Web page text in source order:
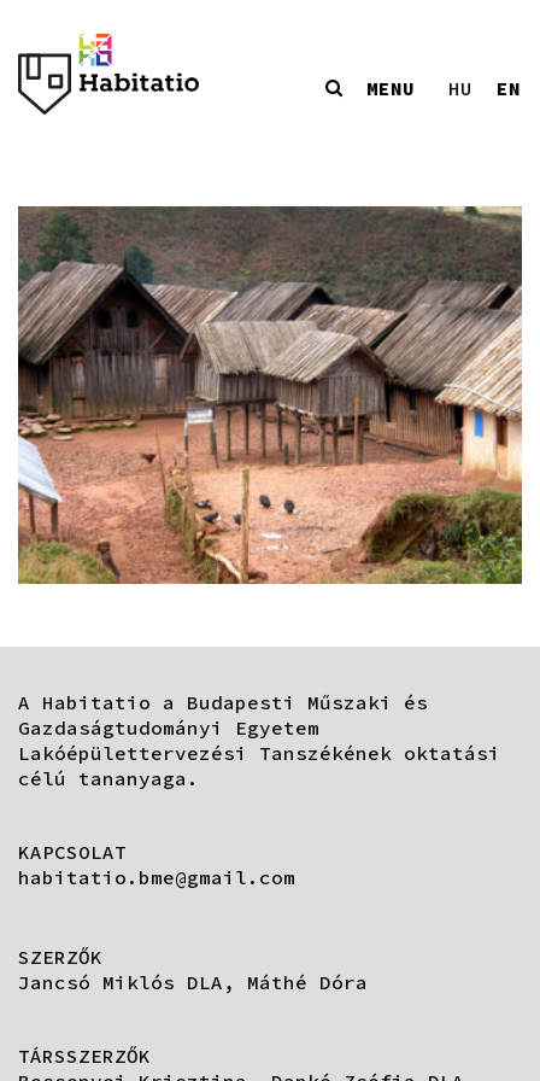
MENU HU EN
A Habitatio a Budapesti Műszaki és
Gazdaságtudományi Egyetem
Lakóépülettervezési Tanszékének oktatási
célú tananyaga.
KAPCSOLAT
habitatio.bme@gmail.com
SZERZŐK
Jancsó Miklós DLA, Máthé Dóra
TÁRSSZERZŐK